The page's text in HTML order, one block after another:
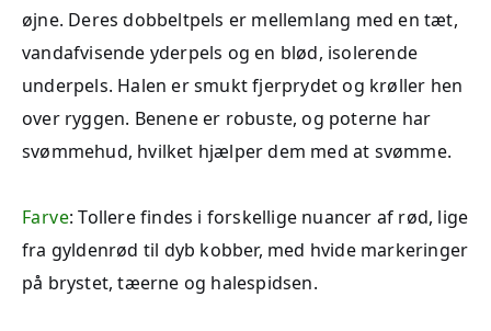
øjne. Deres dobbeltpels er mellemlang med en tæt,
vandafvisende yderpels og en blød, isolerende
underpels. Halen er smukt fjerprydet og krøller hen
over ryggen. Benene er robuste, og poterne har
svømmehud, hvilket hjælper dem med at svømme.
Farve: Tollere findes i forskellige nuancer af rød, lige
fra gyldenrød til dyb kobber, med hvide markeringer
på brystet, tæerne og halespidsen.